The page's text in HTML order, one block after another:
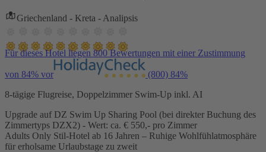
Griechenland - Kreta - Analipsis
Für dieses Hotel liegen 800 Bewertungen mit einer Zustimmung
von 84% vor (800) 84%
8-tägige Flugreise, Doppelzimmer Swim-Up inkl. AI
Upgrade auf DZ Swim Up Sharing Pool (bei direkter Buchung des
Zimmertyps DZX2) - Wert: ca. € 550,- pro Zimmer
Adults Only Stil-Hotel ab 16 Jahren – Ruhige Wohlfühlatmosphäre
für erholsame Urlaubstage zu zweit